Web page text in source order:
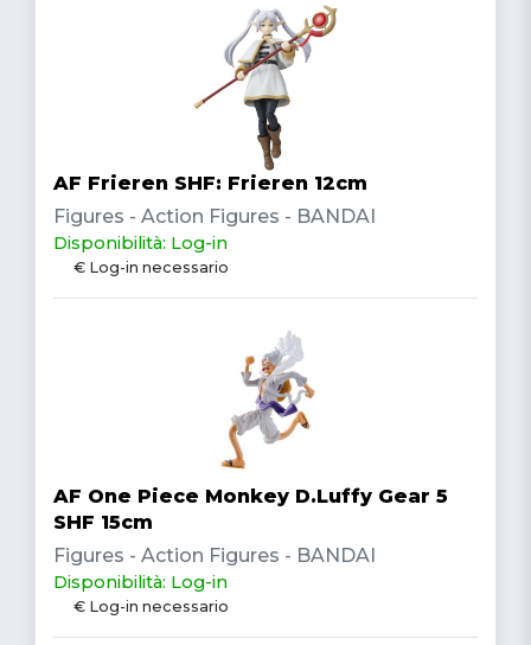
AF Frieren SHF: Frieren 12cm
Figures - Action Figures - BANDAI
Disponibilità: Log-in
€ Log-in necessario
AF One Piece Monkey D.Luffy Gear 5
SHF 15cm
Figures - Action Figures - BANDAI
Disponibilità: Log-in
€ Log-in necessario